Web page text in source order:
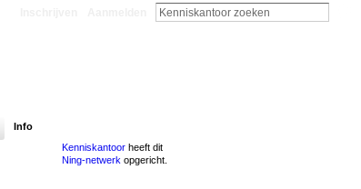
Info
Kenniskantoorheeft dit
Ning-netwerk opgericht.